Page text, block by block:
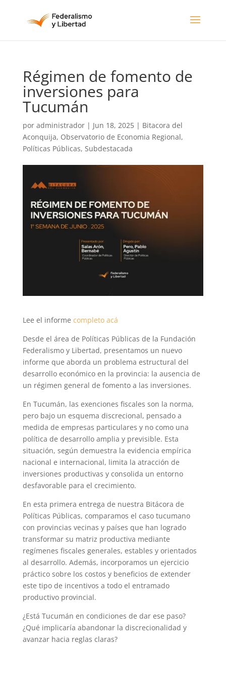
Régimen de fomento de
inversiones para
Tucumán
por administrador| Jun 18, 2025| Bitacora del
Aconquija, Observatorio de Economia Regional,
Políticas Públicas, Subdestacada
Lee el informe completo acá
Desde el área de Políticas Públicas de la Fundación
Federalismo y Libertad, presentamos un nuevo
informe que aborda un problema estructural del
desarrollo económico en la provincia: la ausencia de
un régimen general de fomento a las inversiones.
En Tucumán, las exenciones fiscales son la norma,
pero bajo un esquema discrecional, pensado a
medida de empresas particulares y no como una
política de desarrollo amplia y previsible. Esta
situación, según demuestra la evidencia empírica
nacional e internacional, limita la atracción de
inversiones productivas y consolida un entorno
desfavorable para el crecimiento.
En esta primera entrega de nuestra Bitácora de
Políticas Públicas, comparamos el caso tucumano
con provincias vecinas y países que han logrado
transformar su matriz productiva mediante
regímenes fiscales generales, estables y orientados
al desarrollo. Además, incorporamos un ejercicio
práctico sobre los costos y beneficios de extender
este tipo de incentivos a todo el entramado
productivo provincial.
¿Está Tucumán en condiciones de dar ese paso?
¿Qué implicaría abandonar la discrecionalidad y
avanzar hacia reglas claras?